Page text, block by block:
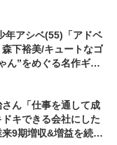
年アシベ(55)「アドベ
下裕美/キュートなゴ
ん”をめぐる名作ギャ
ん「仕事を通して成
キできる会社にした
9期増収&増益を続け